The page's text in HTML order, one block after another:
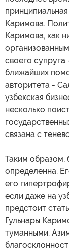
Каримова.
Каримова, как
своего супруга
ближайших
авторитета -
узбекская
несколько
связана с
Таким образом,
определенна.
его
если даже на
предстоит
Гульнары
туманными.